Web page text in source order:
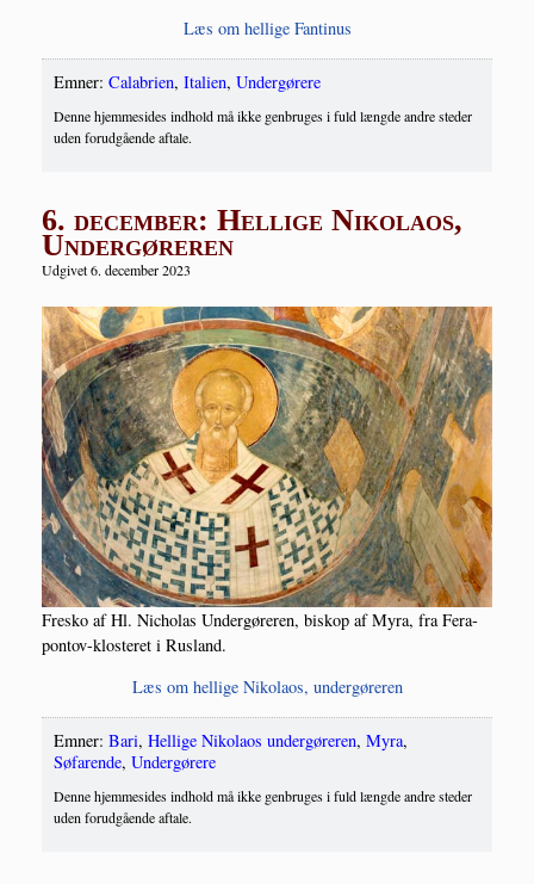
Læs om hel­li­ge Fantinus
Emner: Calabrien, Italien, Undergørere
Denne hjemmesides indhold må ikke genbruges i fuld længde andre steder
uden forudgående aftale.
6. december: Hellige Nikolaos,
Undergøreren
Udgivet 6. december 2023
Fresko af Hl. Nicho­las Under­gø­re­ren, biskop af Myra, fra Fera­
pon­tov-kloste­ret i Rusland.
Læs om hel­li­ge Niko­la­os, undergøreren
Emner: Bari, Hellige Nikolaos undergøreren, Myra,
Søfarende, Undergørere
Denne hjemmesides indhold må ikke genbruges i fuld længde andre steder
uden forudgående aftale.